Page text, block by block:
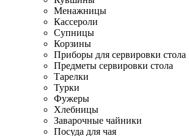
Менажницы
Кассероли
Супницы
Корзины
Приборы для сервировки стола
Предметы сервировки стола
Тарелки
Турки
Фужеры
Хлебницы
Заварочные чайники
Посуда для чая